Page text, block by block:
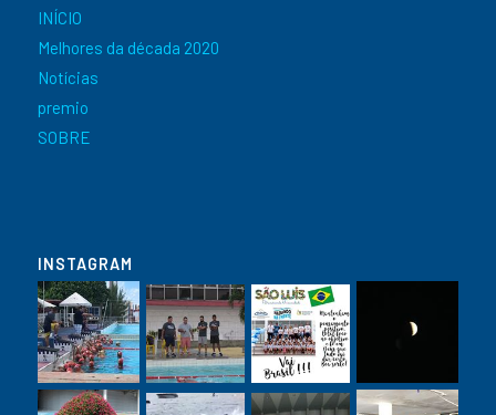
INÍCIO
Melhores da década 2020
Notícias
premio
SOBRE
INSTAGRAM